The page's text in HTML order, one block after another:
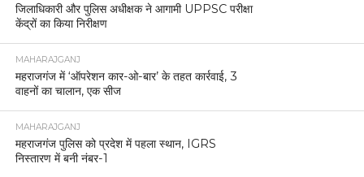
जिलाधिकारी और पुलिस अधीक्षक ने आगामी UPPSC परीक्षा
केंद्रों का किया निरीक्षण
MAHARAJGANJ
महराजगंज में ‘ऑपरेशन कार-ओ-बार’ के तहत कार्रवाई, 3
वाहनों का चालान, एक सीज
MAHARAJGANJ
महराजगंज पुलिस को प्रदेश में पहला स्थान, IGRS
निस्तारण में बनी नंबर-1